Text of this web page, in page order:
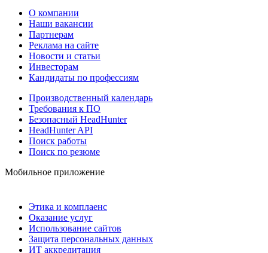
О компании
Наши вакансии
Партнерам
Реклама на сайте
Новости и статьи
Инвесторам
Кандидаты по профессиям
Производственный календарь
Требования к ПО
Безопасный HeadHunter
HeadHunter API
Поиск работы
Поиск по резюме
Мобильное приложение
Этика и комплаенс
Оказание услуг
Использование сайтов
Защита персональных данных
ИТ аккредитация